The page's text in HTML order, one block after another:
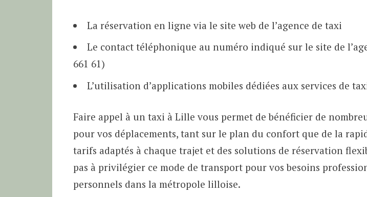
La réservation en ligne via le site web de l’agence de taxi
Le contact téléphonique au numéro indiqué sur le site de
661 61)
L’utilisation d’applications mobiles dédiées aux services de
Faire appel à un taxi à Lille vous permet de bénéficier de
pour vos déplacements, tant sur le plan du confort que de la
tarifs adaptés à chaque trajet et des solutions de réservation
pas à privilégier ce mode de transport pour vos besoins
personnels dans la métropole lilloise.